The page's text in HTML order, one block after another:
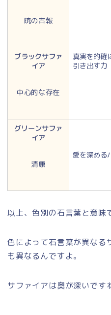
暁の吉報
ブラックサファ
イア
中心的な存在
真実を的確
引き出す力
グリーンサファ
イア
清康
愛を深める
以上、色別の石言葉と意味
色によって石言葉が異なる
も異なるんですよ。
サファイアは奥が深いです